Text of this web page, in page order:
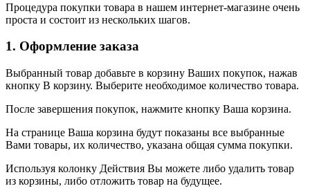
Процедура покупки товара в нашем интернет-магазине очень
проста и состоит из нескольких шагов.
1. Оформление заказа
Выбранный товар добавьте в корзину Ваших покупок, нажав
кнопку В корзину. Выберите необходимое количество товара.
После завершения покупок, нажмите кнопку Ваша корзина.
На странице Ваша корзина будут показаны все выбранные
Вами товары, их количество, указана общая сумма покупки.
Используя колонку Действия Вы можете либо удалить товар
из корзины, либо отложить товар на будущее.